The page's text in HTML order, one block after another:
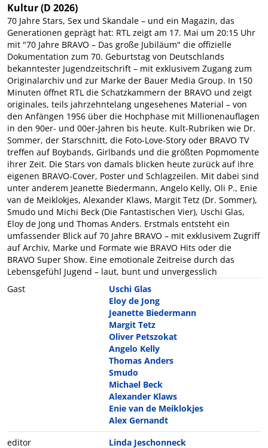
Kultur(D 2026)
70 Jahre Stars, Sex und Skandale – und ein Magazin, das
Generationen geprägt hat: RTL zeigt am 17. Mai um 20:15 Uhr
mit "70 Jahre BRAVO – Das große Jubiläum" die offizielle
Dokumentation zum 70. Geburtstag von Deutschlands
bekanntester Jugendzeitschrift – mit exklusivem Zugang zum
Originalarchiv und zur Marke der Bauer Media Group. In 150
Minuten öffnet RTL die Schatzkammern der BRAVO und zeigt
originales, teils jahrzehntelang ungesehenes Material – von
den Anfängen 1956 über die Hochphase mit Millionenauflagen
in den 90er- und 00er-Jahren bis heute. Kult-Rubriken wie Dr.
Sommer, der Starschnitt, die Foto-Love-Story oder BRAVO TV
treffen auf Boybands, Girlbands und die größten Popmomente
ihrer Zeit. Die Stars von damals blicken heute zurück auf ihre
eigenen BRAVO-Cover, Poster und Schlagzeilen. Mit dabei sind
unter anderem Jeanette Biedermann, Angelo Kelly, Oli P., Enie
van de Meiklokjes, Alexander Klaws, Margit Tetz (Dr. Sommer),
Smudo und Michi Beck (Die Fantastischen Vier), Uschi Glas,
Eloy de Jong und Thomas Anders. Erstmals entsteht ein
umfassender Blick auf 70 Jahre BRAVO – mit exklusivem Zugriff
auf Archiv, Marke und Formate wie BRAVO Hits oder die
BRAVO Super Show. Eine emotionale Zeitreise durch das
Lebensgefühl Jugend – laut, bunt und unvergesslich
Gast
Uschi Glas
Eloy de Jong
Jeanette Biedermann
Margit Tetz
Oliver Petszokat
Angelo Kelly
Thomas Anders
Smudo
Michael Beck
Alexander Klaws
Enie van de Meiklokjes
Alex Gernandt
editor
Linda Jeschonneck